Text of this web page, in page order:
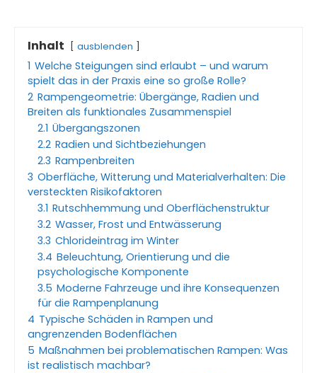
Inhalt ausblenden
1 Welche Steigungen sind erlaubt – und warum
spielt das in der Praxis eine so große Rolle?
2 Rampengeometrie: Übergänge, Radien und
Breiten als funktionales Zusammenspiel
2.1 Übergangszonen
2.2 Radien und Sichtbeziehungen
2.3 Rampenbreiten
3 Oberfläche, Witterung und Materialverhalten: Die
versteckten Risikofaktoren
3.1 Rutschhemmung und Oberflächenstruktur
3.2 Wasser, Frost und Entwässerung
3.3 Chlorideintrag im Winter
3.4 Beleuchtung, Orientierung und die
psychologische Komponente
3.5 Moderne Fahrzeuge und ihre Konsequenzen
für die Rampenplanung
4 Typische Schäden in Rampen und
angrenzenden Bodenflächen
5 Maßnahmen bei problematischen Rampen: Was
ist realistisch machbar?